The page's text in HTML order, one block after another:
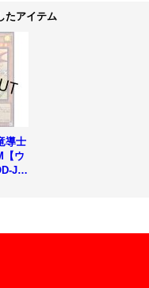
たアイテム
導士
【ウ
JP